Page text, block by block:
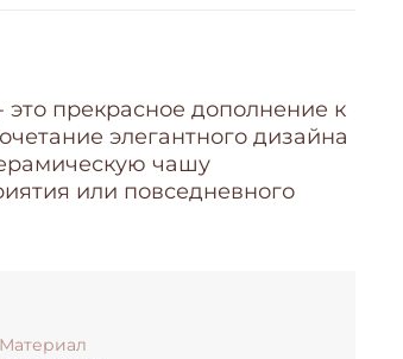
прекрасное дополнение к
элегантного дизайна
чашу
или повседневного
Материал